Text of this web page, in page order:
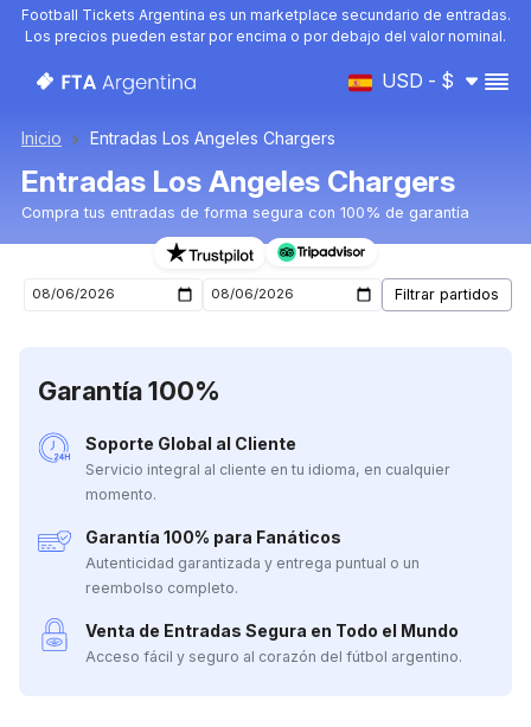
Football Tickets Argentina es un marketplace secundario de entradas.
Los precios pueden estar por encima o por debajo del valor nominal.
USD - $
Inicio Entradas Los Angeles Chargers
Entradas Los Angeles Chargers
Compra tus entradas de forma segura con 100% de garantía
Entradas para el próximo partido de Los Angeles
Garantía 100%
Soporte Global al Cliente
Servicio integral al cliente en tu idioma, en cualquier
momento.
Garantía 100% para Fanáticos
Autenticidad garantizada y entrega puntual o un
reembolso completo.
Venta de Entradas Segura en Todo el Mundo
Acceso fácil y seguro al corazón del fútbol argentino.